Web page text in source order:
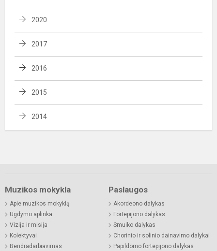
2020
2017
2016
2015
2014
Muzikos mokykla
Apie muzikos mokyklą
Ugdymo aplinka
Vizija ir misija
Kolektyvai
Bendradarbiavimas
Paslaugos
Akordeono dalykas
Fortepijono dalykas
Smuiko dalykas
Chorinio ir solinio dainavimo dalykai
Papildomo fortepijono dalykas